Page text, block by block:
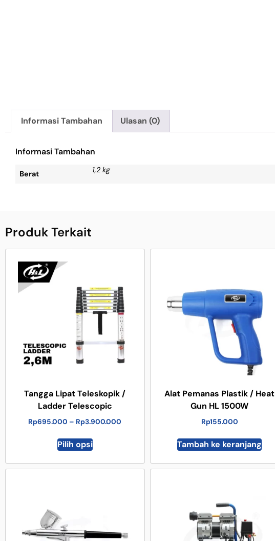
Informasi Tambahan Ulasan (0)
Informasi Tambahan
Berat 1,2 kg
Produk Terkait
Tangga Lipat Teleskopik /
Ladder Telescopic
Rp695.000 – Rp3.900.000
Pilih opsi
Alat Pemanas Plastik / Heat
Gun HL 1500W
Rp155.000
Tambah ke keranjang